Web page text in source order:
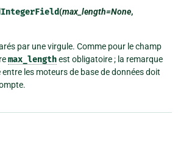
(max_length=None,
par une virgule. Comme pour le champ
max_lengthest obligatoire ; la remarque
les moteurs de base de données doit